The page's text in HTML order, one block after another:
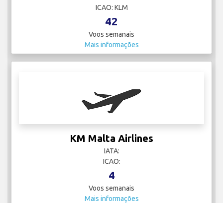
ICAO: KLM
42
Voos semanais
Mais informações
KM Malta Airlines
IATA:
ICAO:
4
Voos semanais
Mais informações